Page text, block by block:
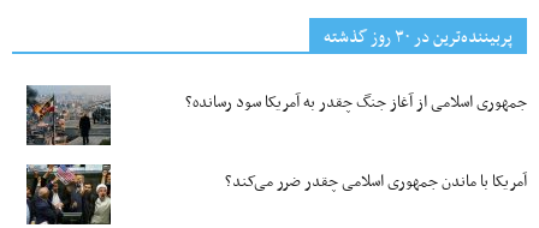
پربیننده‌ترین‌ در ۳۰ روز گذشته
جمهوری اسلامی از آغاز جنگ چقدر به آمریکا سود رسانده؟
آمریکا با ماندن جمهوری اسلامی چقدر ضرر می‌کند؟